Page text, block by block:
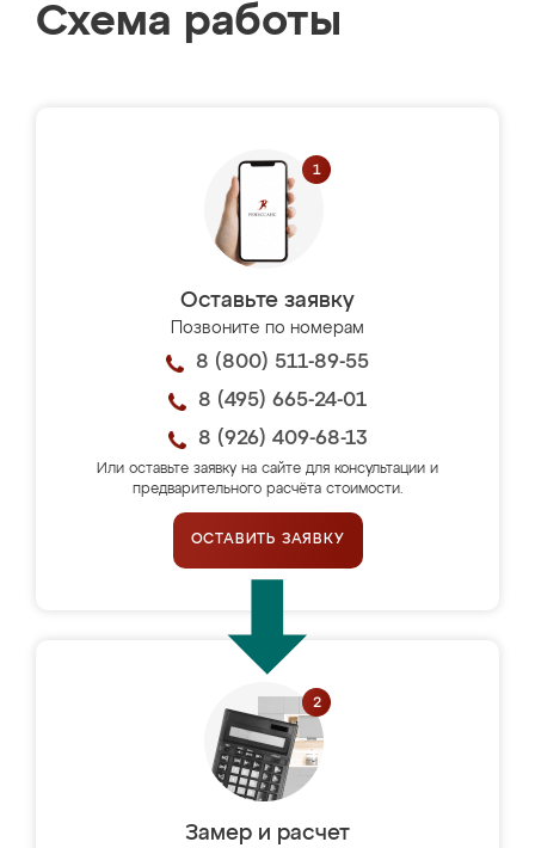
Схема работы
Оставьте заявку
Позвоните по номерам
8 (800) 511-89-55
8 (495) 665-24-01
8 (926) 409-68-13
Или оставьте заявку на сайте для консультации и
предварительного расчёта стоимости.
ОСТАВИТЬ ЗАЯВКУ
Замер и расчет